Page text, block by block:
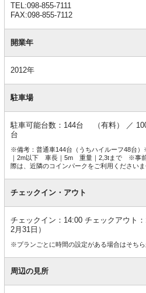
TEL:098-855-7111
FAX:098-855-7112
開業年
2012年
駐車場
駐車可能台数：144台 （有料） ／
台
※備考：普通車144台（うちハイルーフ48台
｜2m以下 車長｜5m 重量｜2,3tまで ※事
際は、近隣のコインパークをご利用くださいま
チェックイン・アウト
チェックイン：14:00 チェックアウト
2月31日）
※プランごとに時間の設定がある場合はそちら
周辺の見所